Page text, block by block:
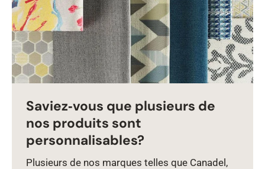
Saviez‑vous que plusieurs de
nos produits sont
personnalisables?
Plusieurs de nos marques telles que Canadel,